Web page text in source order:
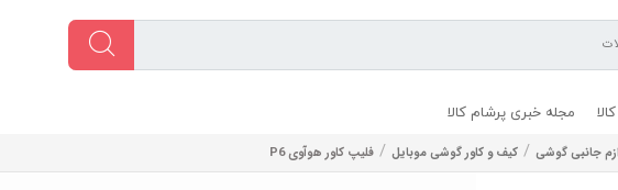
مجله خبری پرشام کالا
جانبی گوشی / کیف و کاور گوشی موبایل / فلیپ کاور هوآوی P6